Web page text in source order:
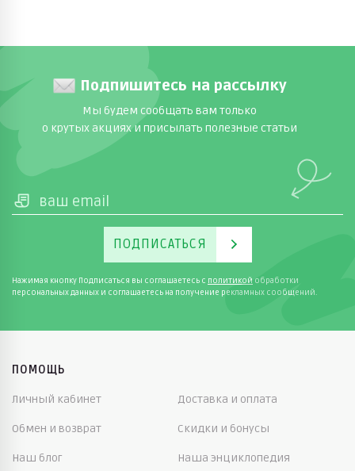
Подпишитесь на рассылку
Мы будем сообщать вам только
о крутых акциях и присылать полезные статьи
ПОДПИСАТЬСЯ
Нажимая кнопку Подписаться вы соглашаетесь с политикой обработки
персональных данных и соглашаетесь на получение рекламных сообщений.
ПОМОЩЬ
Личный кабинет Доставка и оплата
Обмен и возврат Скидки и бонусы
Наш блог Наша энциклопедия